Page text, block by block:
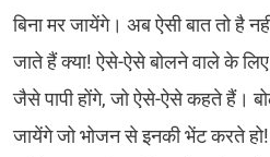
बिना मर जायेंगे। अब ऐसी बात तो है
जाते हैं क्या! ऐसे-ऐसे बोलने वाले के
जैसे पापी होंगे, जो ऐसे-ऐसे कहते हैं।
जायेंगे जो भोजन से इनकी भेंट करते हो!